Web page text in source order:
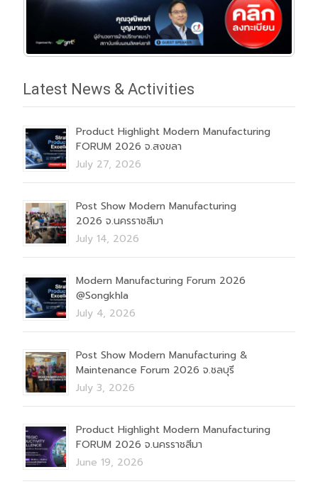
Latest News & Activities
Product Highlight Modern Manufacturing
FORUM 2026 จ.สงขลา
July 27, 2026
Post Show Modern Manufacturing
2026 จ.นครราชสีมา
July 14, 2026
Modern Manufacturing Forum 2026
@Songkhla
July 4, 2026
Post Show Modern Manufacturing &
Maintenance Forum 2026 จ.ชลบุรี
July 3, 2026
Product Highlight Modern Manufacturing
FORUM 2026 จ.นครราชสีมา
June 19, 2026